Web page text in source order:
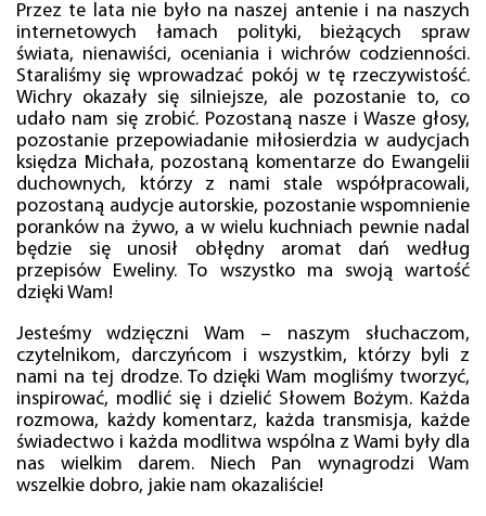
Przez te lata nie było na naszej antenie i na naszych
internetowych łamach polityki, bieżących spraw
świata, nienawiści, oceniania i wichrów codzienności.
Staraliśmy się wprowadzać pokój w tę rzeczywistość.
Wichry okazały się silniejsze, ale pozostanie to, co
udało nam się zrobić. Pozostaną nasze i Wasze głosy,
pozostanie przepowiadanie miłosierdzia w audycjach
księdza Michała, pozostaną komentarze do Ewangelii
duchownych, którzy z nami stale współpracowali,
pozostaną audycje autorskie, pozostanie wspomnienie
poranków na żywo, a w wielu kuchniach pewnie nadal
będzie się unosił obłędny aromat dań według
przepisów Eweliny. To wszystko ma swoją wartość
dzięki Wam!
Jesteśmy wdzięczni Wam – naszym słuchaczom,
czytelnikom, darczyńcom i wszystkim, którzy byli z
nami na tej drodze. To dzięki Wam mogliśmy tworzyć,
inspirować, modlić się i dzielić Słowem Bożym. Każda
rozmowa, każdy komentarz, każda transmisja, każde
świadectwo i każda modlitwa wspólna z Wami były dla
nas wielkim darem. Niech Pan wynagrodzi Wam
wszelkie dobro, jakie nam okazaliście!